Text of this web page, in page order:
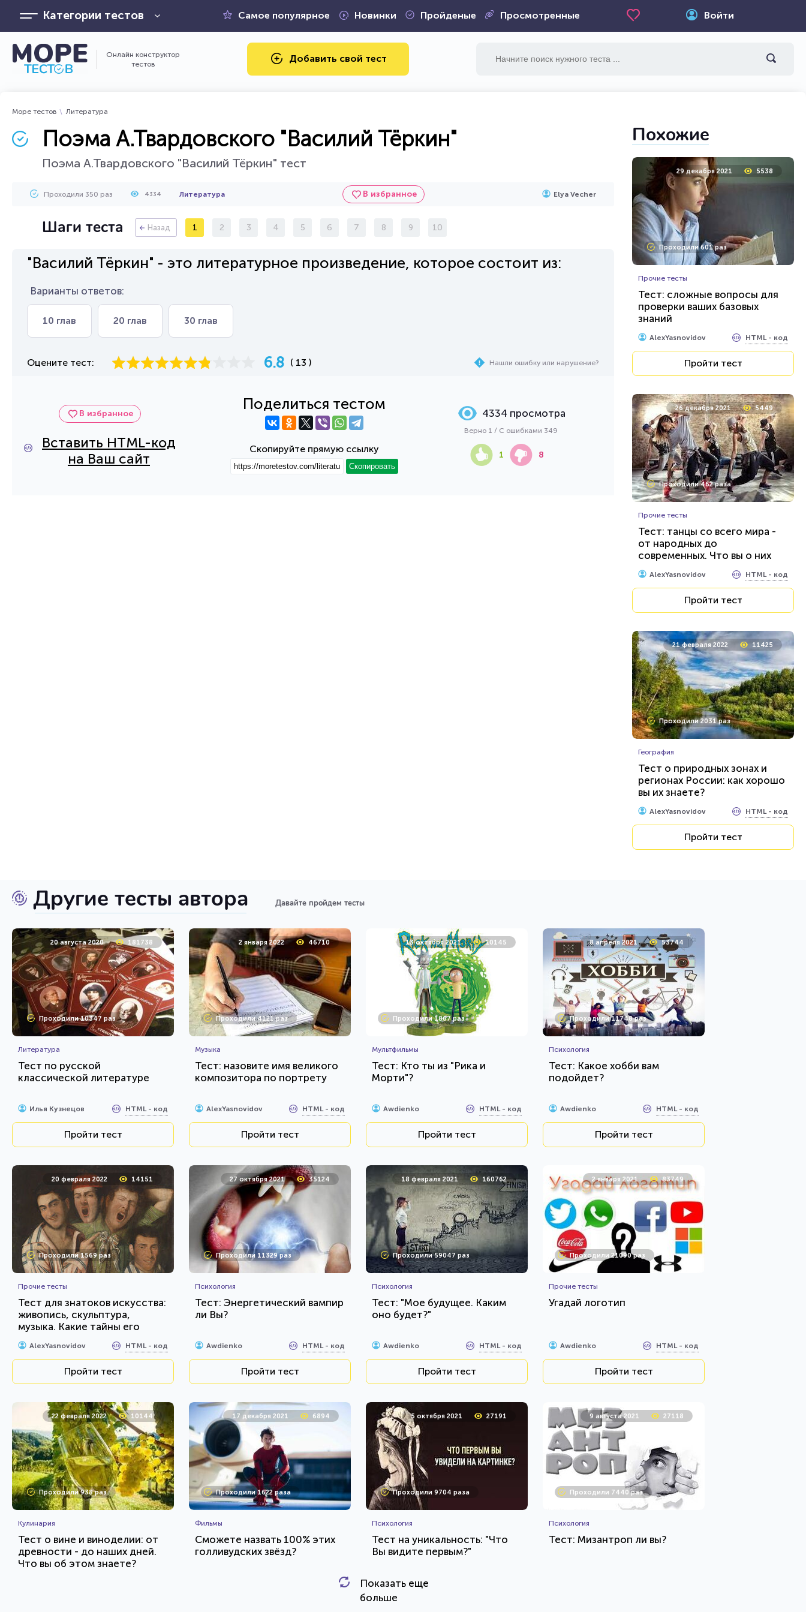
Категории тестов Самое популярное Новинки Пройденые Просмотренные Войти
Онлайн конструктор
тестов
Добавить свой тест
Море тестов Литература
Поэма А.Твардовского "Василий Тёркин"
Поэма А.Твардовского "Василий Тёркин" тест
Проходили 350 раз 4334 Литература В избранное Elya Vecher
Шаги теста Назад 1 2 3 4 5 6 7 8 9 10
"Василий Тёркин" - это литературное произведение, которое состоит из:
Варианты ответов:
10 глав 20 глав 30 глав
Оцените тест: 6.8 ( 13 ) Нашли ошибку или нарушение?
В избранное
Вставить HTML-код
на Ваш сайт
Поделиться тестом
Скопируйте прямую ссылку
Скопировать
4334 просмотра
Верно 1 / С ошибками 349
1 8
Похожие
29 декабря 2021 5538
Проходили 601 раз
Прочие тесты
Тест: сложные вопросы для
проверки ваших базовых
знаний
AlexYasnovidov HTML - код
Пройти тест
26 декабря 2021 5449
Проходили 462 раза
Прочие тесты
Тест: танцы со всего мира -
от народных до
современных. Что вы о них
знаете?
AlexYasnovidov HTML - код
Пройти тест
21 февраля 2022 11425
Проходили 2031 раз
География
Тест о природных зонах и
регионах России: как хорошо
вы их знаете?
AlexYasnovidov HTML - код
Пройти тест
Другие тесты автора Давайте пройдем тесты
20 августа 2020 181738
Проходили 10347 раз
Литература
Тест по русской
классической литературе
Илья Кузнецов HTML - код
Пройти тест
2 января 2022 46710
Проходили 4121 раз
Музыка
Тест: назовите имя великого
композитора по портрету
AlexYasnovidov HTML - код
Пройти тест
13 октября 2021 10145
Проходили 1867 раз
Мультфильмы
Тест: Кто ты из "Рика и
Морти"?
Awdienko HTML - код
Пройти тест
8 апреля 2021 53744
Проходили 11748 раз
Психология
Тест: Какое хобби вам
подойдет?
Awdienko HTML - код
Пройти тест
20 февраля 2022 14151
Проходили 1569 раз
Прочие тесты
Тест для знатоков искусства:
живопись, скульптура,
музыка. Какие тайны его
великих творцов вам
известны?
AlexYasnovidov HTML - код
Пройти тест
27 октября 2021 35124
Проходили 11329 раз
Психология
Тест: Энергетический вампир
ли Вы?
Awdienko HTML - код
Пройти тест
18 февраля 2021 160762
Проходили 59047 раз
Психология
Тест: "Мое будущее. Каким
оно будет?"
Awdienko HTML - код
Пройти тест
2 января 2021 83749
Проходили 21090 раз
Прочие тесты
Угадай логотип
Awdienko HTML - код
Пройти тест
22 февраля 2022 10144
Проходили 938 раз
Кулинария
Тест о вине и виноделии: от
древности - до наших дней.
Что вы об этом знаете?
17 декабря 2021 6894
Проходили 1622 раза
Фильмы
Сможете назвать 100% этих
голливудских звёзд?
HTML - код
5 октября 2021 27191
Проходили 9704 раза
Психология
Тест на уникальность: "Что
Вы видите первым?"
Awdienko
9 августа 2021 27118
Проходили 7440 раз
Психология
Тест: Мизантроп ли вы?
Показать еще
больше